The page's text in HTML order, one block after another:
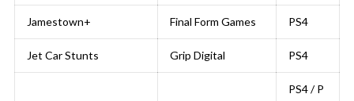
Jamestown+ Final Form Games PS4
Jet Car Stunts Grip Digital PS4
PS4 / P